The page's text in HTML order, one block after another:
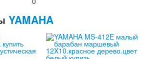
YAMAHA